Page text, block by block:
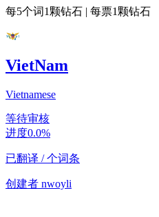
每5个词1颗钻石 | 每票1颗钻石
VietNam
Vietnamese
等待审核
进度0.0%
已翻译 /个词条
创建者 nwoyli